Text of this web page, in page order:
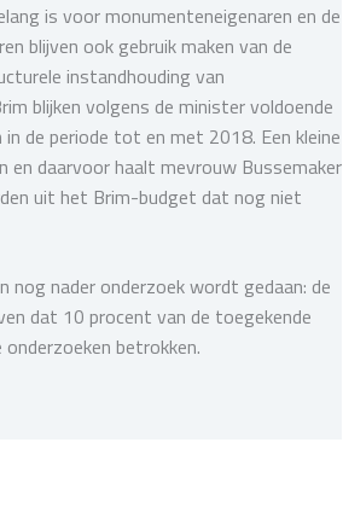
is voor monumenteneigenaren en de
blijven ook gebruik maken van de
instandhouding van
blijken volgens de minister voldoende
de periode tot en met 2018. Een kleine
daarvoor haalt mevrouw Bussemaker
uit het Brim-budget dat nog niet
nader onderzoek wordt gedaan: de
dat 10 procent van de toegekende
betrokken.